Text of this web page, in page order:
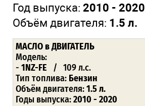
Год выпуска: 2010 - 2020
Объём двигателя: 1.5 л.
МАСЛО в ДВИГАТЕЛЬ
Модель:
- 1NZ-FE / 109 л.с.
Тип топлива: Бензин
Объём двигателя:1.5 л.
Годы выпуска:2010 - 2020